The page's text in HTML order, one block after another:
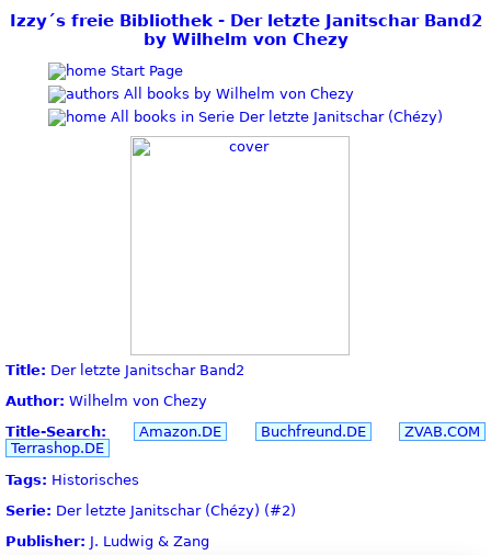
Izzy´s freie Bibliothek - Der letzte Janitschar Band2
by Wilhelm von Chezy
Start Page
All books by Wilhelm von Chezy
All books in Serie Der letzte Janitschar (Chézy)
Title: Der letzte Janitschar Band2
Author: Wilhelm von Chezy
Title-Search:
Amazon.DE Buchfreund.DE
ZVAB.COM
Terrashop.DE
Tags: Historisches
Serie: Der letzte Janitschar (Chézy) (#2)
Publisher: J. Ludwig & Zang